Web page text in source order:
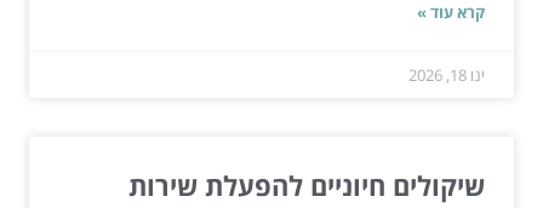
קרא עוד »
ינו 18, 2026
שיקולים חיוניים להפעלת שירות